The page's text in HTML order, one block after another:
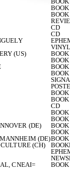
BOOK
BOOK
CD
CD
(US) BOOK
BOOK
BOOK
BOOK
BOOK
BOOK
CD
BOOK
BOOK
(DE) BOOK
BOOK
(DE)BOOK
(CH)
CNEAI= BOOK